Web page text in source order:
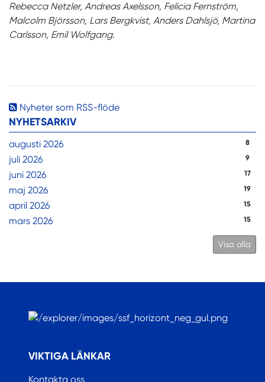
Nyheter som RSS-flöde
NYHETSARKIV
augusti 2026 8
juli 2026 9
juni 2026 17
maj 2026 19
april 2026 15
mars 2026 15
Visa alla
Rebecca Netzler, Andreas Axelsson, Felicia Fernström,
Malcolm Björsson, Lars Bergkvist, Anders Dahlsjö, Martina
Carlsson, Emil Wolfgang.
VIKTIGA LÄNKAR
Kontakta oss